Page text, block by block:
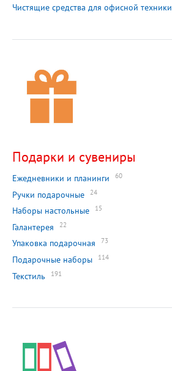
Чистящие средства для офисной техники
Подарки и сувениры
Ежедневники и планинги 60
Ручки подарочные 24
Наборы настольные 15
Галантерея 22
Упаковка подарочная 73
Подарочные наборы 114
Текстиль 191